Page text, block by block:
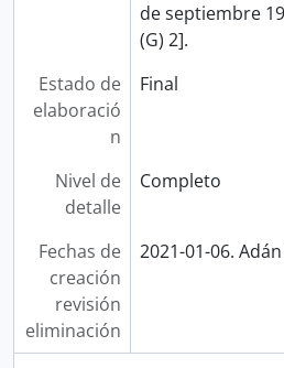
de septiembre
(G) 2].
Estado de
elaboració
n
Final
Nivel de
detalle
Completo
Fechas de
creación
revisión
eliminación
2021-01-06.